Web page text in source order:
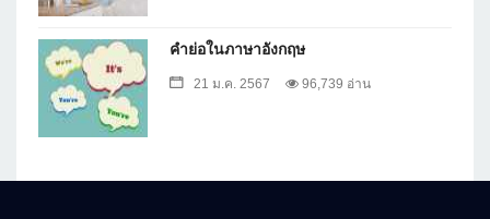
คำย่อในภาษาอังกฤษ
21 ม.ค. 2567 96,739 อ่าน